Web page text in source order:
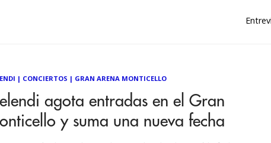
| CONCIERTOS | GRAN ARENA MONTICELLO
agota entradas en el Gran
y suma una nueva fecha